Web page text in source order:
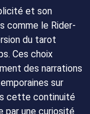
et son
comme le Rider-
du tarot
Ces choix
des narrations
sur
cette continuité
par une curiosité